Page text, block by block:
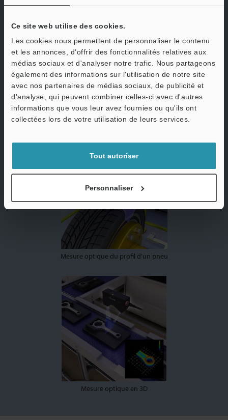
Ce site web utilise des cookies.
Les cookies nous permettent de personnaliser le contenu
et les annonces, d'offrir des fonctionnalités relatives aux
médias sociaux et d'analyser notre trafic. Nous partageons
également des informations sur l'utilisation de notre site
avec nos partenaires de médias sociaux, de publicité et
d'analyse, qui peuvent combiner celles-ci avec d'autres
informations que vous leur avez fournies ou qu'ils ont
collectées lors de votre utilisation de leurs services.
Tout autoriser
Personnaliser
Mesure optique d'un joint de roulement
Mesure optique du profil d'un pneu
Mesure optique en 3D